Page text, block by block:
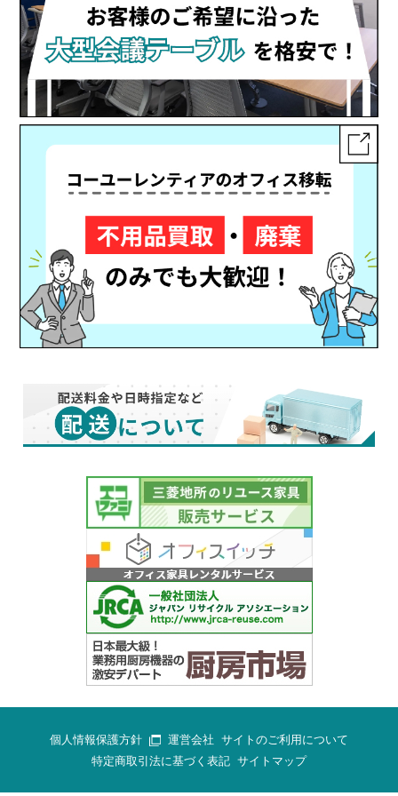
個人情報保護方針 運営会社 サイトのご利用について
特定商取引法に基づく表記 サイトマップ